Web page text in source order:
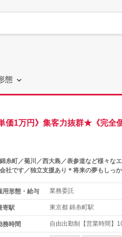
態
価1万円》集客力抜群★《完全
糸町／菊川／西大島／表参道など様々な
社です／独立支援あり＊将来の夢もしっ
用形態・給与 業務委託
寄駅 東京都 錦糸町駅
務時間 自由出勤制【営業時間】